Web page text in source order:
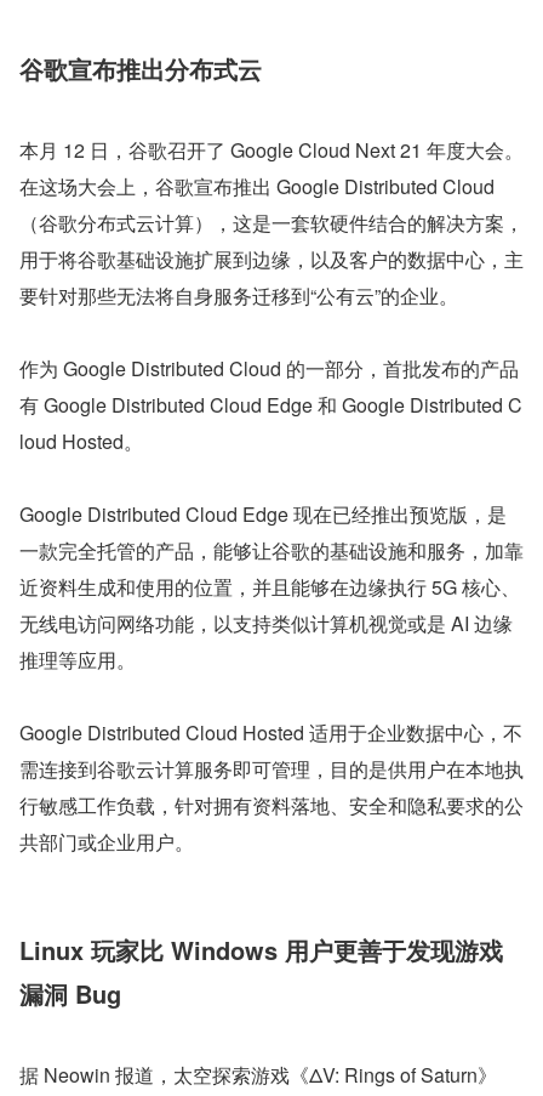
谷歌宣布推出分布式云
本月 12 日，谷歌召开了 Google Cloud Next 21 年度大会。
在这场大会上，谷歌宣布推出 Google Distributed Cloud
（谷歌分布式云计算），这是一套软硬件结合的解决方案，
用于将谷歌基础设施扩展到边缘，以及客户的数据中心，主
要针对那些无法将自身服务迁移到“公有云”的企业。
作为 Google Distributed Cloud 的一部分，首批发布的产品
有 Google Distributed Cloud Edge 和 Google Distributed C
loud Hosted。
Google Distributed Cloud Edge 现在已经推出预览版，是
一款完全托管的产品，能够让谷歌的基础设施和服务，加靠
近资料生成和使用的位置，并且能够在边缘执行 5G 核心、
无线电访问网络功能，以支持类似计算机视觉或是 AI 边缘
推理等应用。
Google Distributed Cloud Hosted 适用于企业数据中心，不
需连接到谷歌云计算服务即可管理，目的是供用户在本地执
行敏感工作负载，针对拥有资料落地、安全和隐私要求的公
共部门或企业用户。
Linux 玩家比 Windows 用户更善于发现游戏
漏洞 Bug
据 Neowin 报道，太空探索游戏《ΔV: Rings of Saturn》